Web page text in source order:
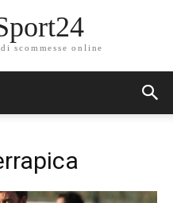
scommesse online